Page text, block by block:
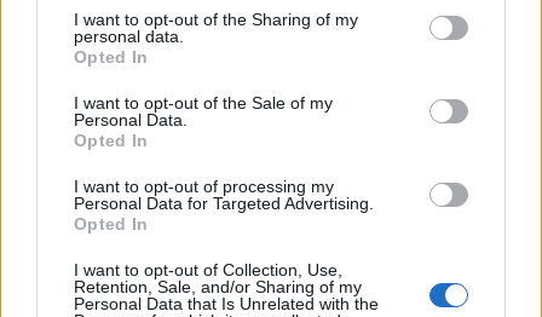
I want to opt-out of the Sharing of my
personal data.
Opted In
I want to opt-out of the Sale of my
Personal Data.
Opted In
I want to opt-out of processing my
Personal Data for Targeted Advertising.
Opted In
I want to opt-out of Collection, Use,
Retention, Sale, and/or Sharing of my
Personal Data that Is Unrelated with the
Přihlásit se a odpovědět 2 #1493
Reklama
Smazaný|Předmět: